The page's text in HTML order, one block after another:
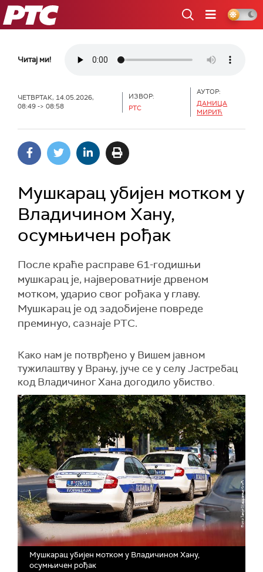
РТС
Читај ми!
ЧЕТВРТАК, 14.05.2026,
08:49 -> 08:58
ИЗВОР:
РТС
АУТОР:
ДАНИЦА
МИРИЋ
Мушкарац убијен мотком у
Владичином Хану,
осумњичен рођак
После краће расправе 61-годишњи
мушкарац је, највероватније дрвеном
мотком, ударио свог рођака у главу.
Мушкарац је од задобијене повреде
преминуо, сазнаје РТС.
Како нам је потврђено у Вишем јавном
тужилаштву у Врању, јуче се у селу Јастребац
код Владичиног Хана догодило убиство.
Мушкарац убијен мотком у Владичином Хану,
осумњичен рођак